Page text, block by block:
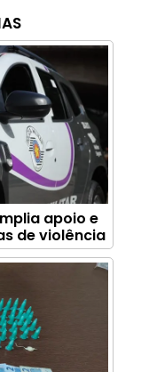
apoio e
de violência